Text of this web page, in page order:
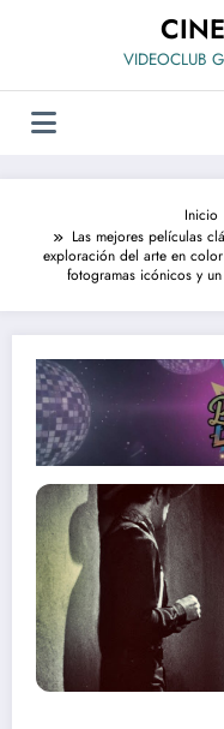
VIDEOCLUB
Inicio
Las mejores películas
exploración del arte en
fotogramas icónicos y